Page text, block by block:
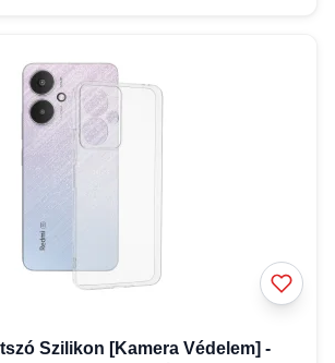
Szilikon [Kamera Védelem] -